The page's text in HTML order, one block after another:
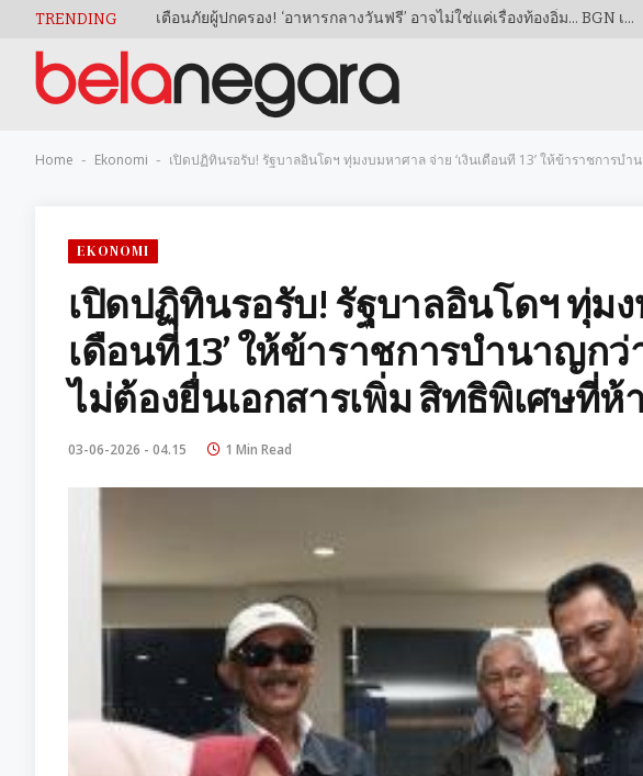
TRENDING เตือนภัยผู้ปกครอง! ‘อาหารกลางวันฟรี’ อาจไม่ใช่แค่เรื่องท้องอิ่ม… BGN เข้มงวดจับตา ‘4 ชั่วโมง’ ชี้เป็นชี้ตาย! หวั่นซ้ำรอยโศกนาฏกรรมอาหารเป็นพิษ
Home - Ekonomi - เปิดปฏิทินรอรับ! รัฐบาลอินโดฯ ทุ่มงบมหาศาล จ่าย ‘เงินเดือนที่ 13’ ให้ข้าราชการ
EKONOMI
เปิดปฏิทินรอรับ! รัฐบาลอินโดฯ ทุ่มง
เดือนที่ 13’ ให้ข้าราชการบำนาญกว่
ไม่ต้องยื่นเอกสารเพิ่ม สิทธิพิเศษที่ห้
03-06-2026 - 04.15 1 Min Read